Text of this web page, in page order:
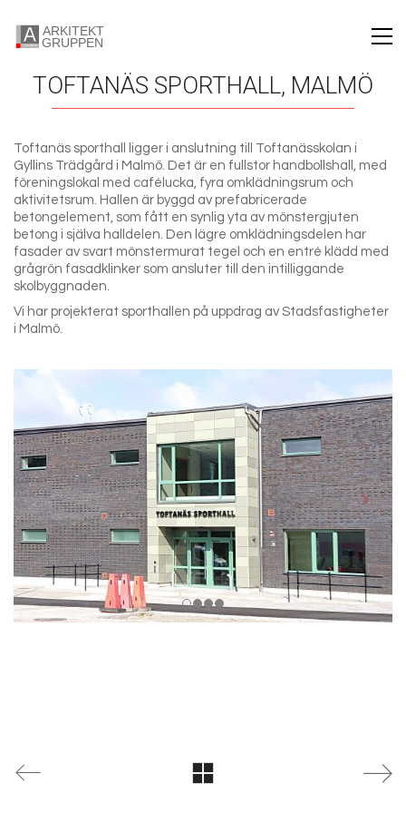
TOFTANÄS SPORTHALL, MALMÖ
Toftanäs sporthall ligger i anslutning till Toftanässkolan i
Gyllins Trädgård i Malmö. Det är en fullstor handbollshall, med
föreningslokal med cafélucka, fyra omklädningsrum och
aktivitetsrum. Hallen är byggd av prefabricerade
betongelement, som fått en synlig yta av mönstergjuten
betong i själva halldelen. Den lägre omklädningsdelen har
fasader av svart mönstermurat tegel och en entré klädd med
grågrön fasadklinker som ansluter till den intilliggande
skolbyggnaden.
Vi har projekterat sporthallen på uppdrag av Stadsfastigheter
i Malmö.